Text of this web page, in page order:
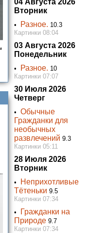
04 Августа 2026
Вторник
• Разное. 10.3
Картинки 08:04
03 Августа 2026
Понедельник
• Разное. 10
Картинки 07:07
30 Июля 2026
Четверг
•Обычные
Гражданки для
необычных
развлечений 9.3
Картинки 05:11
28 Июля 2026
Вторник
•
Неприхотливые
Тётеньки 9.5
Картинки 07:34
•
Гражданки на
Природе 9.7
Картинки 07:34